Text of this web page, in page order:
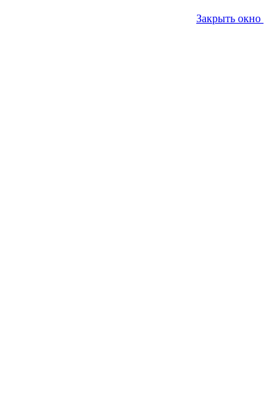
Закрыть окно